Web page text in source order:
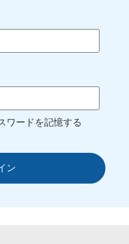
ワードを記憶する
ン